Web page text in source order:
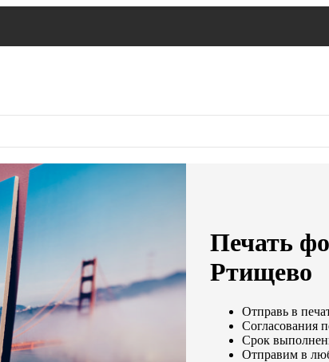
Печать
Ртищево
Отправь в
Согласования
Срок
Отправим в